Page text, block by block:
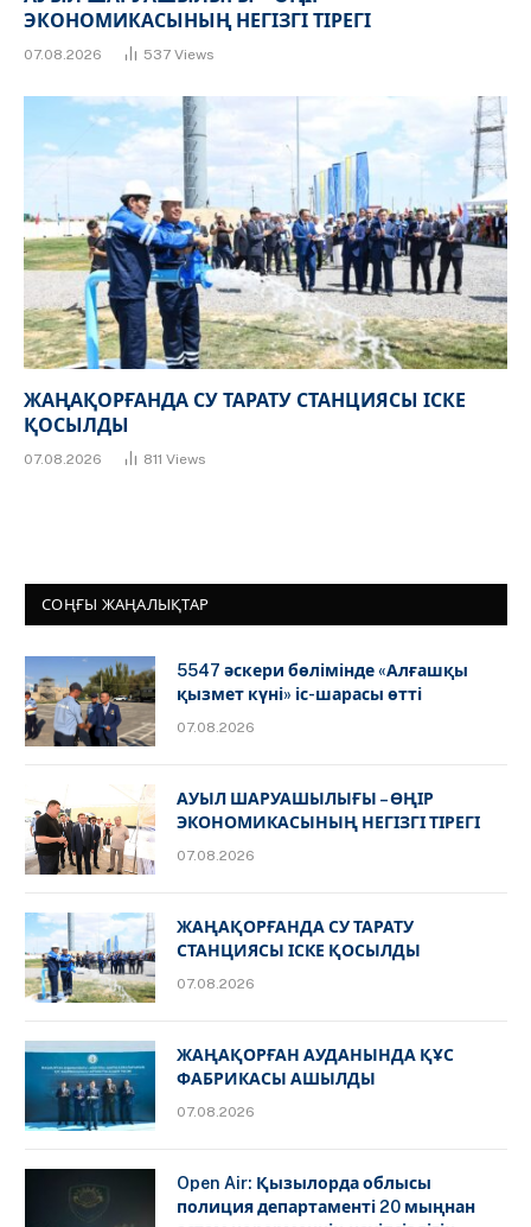
ЭКОНОМИКАСЫНЫҢ НЕГІЗГІ ТІРЕГІ
07.08.2026 537 Views
ЖАҢАҚОРҒАНДА СУ ТАРАТУ СТАНЦИЯСЫ ІСКЕ
ҚОСЫЛДЫ
07.08.2026 811 Views
СОҢҒЫ ЖАҢАЛЫҚТАР
5547 әскери бөлімінде «Алғашқы
қызмет күні» іс-шарасы өтті
07.08.2026
АУЫЛ ШАРУАШЫЛЫҒЫ – ӨҢІР
ЭКОНОМИКАСЫНЫҢ НЕГІЗГІ ТІРЕГІ
07.08.2026
ЖАҢАҚОРҒАНДА СУ ТАРАТУ
СТАНЦИЯСЫ ІСКЕ ҚОСЫЛДЫ
07.08.2026
ЖАҢАҚОРҒАН АУДАНЫНДА ҚҰС
ФАБРИКАСЫ АШЫЛДЫ
07.08.2026
Open Air: Қызылорда облысы
полиция департаменті 20 мыңнан